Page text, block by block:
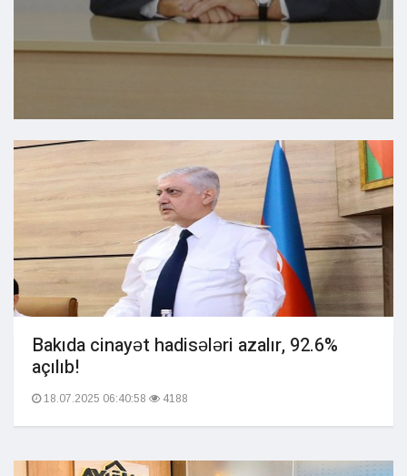
Bakıda cinayət hadisələri azalır, 92.6%
açılıb!
18.07.2025 06:40:58 4188